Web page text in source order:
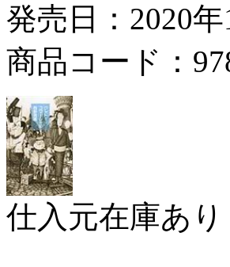
発売日：2020年
商品コード：
仕入元在庫あり